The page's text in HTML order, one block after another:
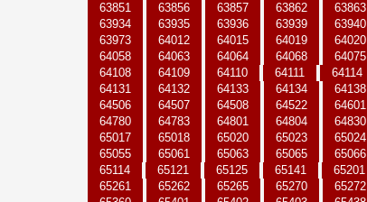
63851
63856 63857 63862 63863
63934
63935 63936 63939 63940
63973
64012 64015 64019 64020
64058
64063 64064 64068 64075
64108
64109 64110 64111 64114
64131
64132 64133 64134 64138
64506
64507 64508 64522 64601
64780
64783 64801 64804 64830
65017
65018 65020 65023 65024
65055
65061 65063 65065 65066
65114
65121 65125 65141 65201
65261
65262 65265 65270 65272